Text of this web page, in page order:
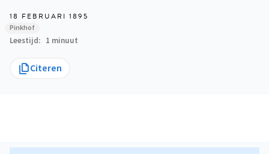
18 FEBRUARI 1895
Pinkhof
Leestijd 1 minuut
Citeren